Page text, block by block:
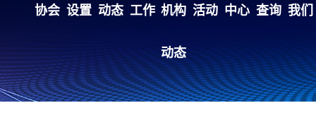
协会 设置 动态 工作 机构
动态
活动 中心 查询 我们